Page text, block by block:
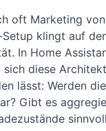
oft Marketing
klingt auf
In Home
sich diese
lässt: Werden
Gibt es